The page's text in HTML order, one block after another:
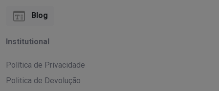
Blog
Institutional
Política de Privacidade
Politica de Devolução